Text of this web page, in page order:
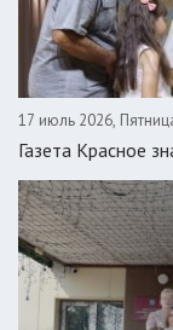
17 июль 2026,
Газета Красное